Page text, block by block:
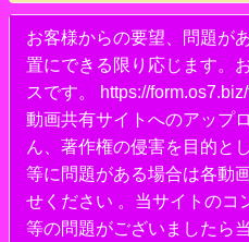
お客様からの要望、問題が
置にできる限り応じます。
スです。 https://
動画共有サイトへのアップ
ん、著作権の侵害を目的と
等に問題がある場合は各動
せください 。当サイトのコ
等の問題がございましたら